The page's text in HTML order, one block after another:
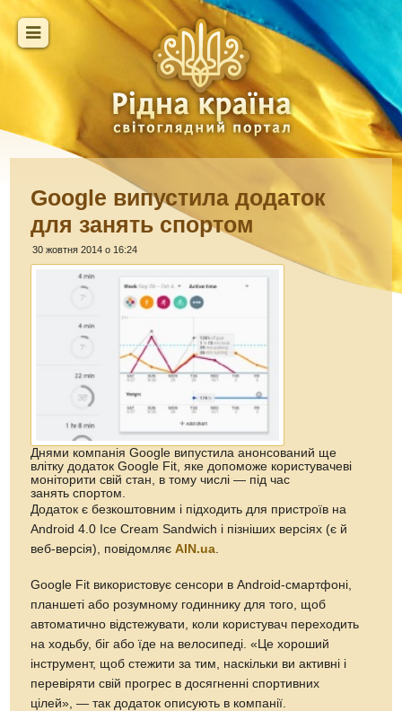
Google випустила додаток
для занять спортом
30 жовтня 2014 о 16:24
Днями компанія Google випустила анонсований ще
влітку додаток Google Fit, яке допоможе користувачеві
моніторити свій стан, в тому числі — під час
занять спортом.
Додаток є безкоштовним і підходить для пристроїв на
Android 4.0 Ice Cream Sandwich і пізніших версіях (є й
веб-версія), повідомляєAIN.ua
Google Fit використовує сенсори в Android-смартфоні,
планшеті або розумному годиннику для того, щоб
автоматично відстежувати, коли користувач переходить
на ходьбу, біг або їде на велосипеді. «Це хороший
інструмент, щоб стежити за тим, наскільки ви активні і
перевіряти свій прогрес в досягненні спортивних
цілей», — так додаток описують в компанії.